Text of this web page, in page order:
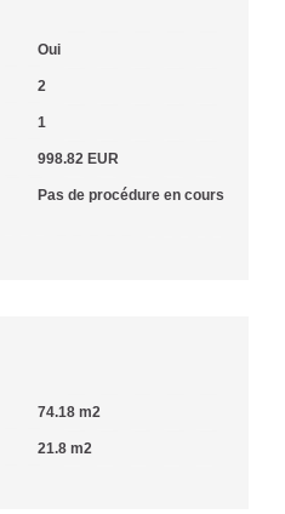
Oui
2
1
998.82 EUR
Pas de procédure en cours
74.18 m2
21.8 m2